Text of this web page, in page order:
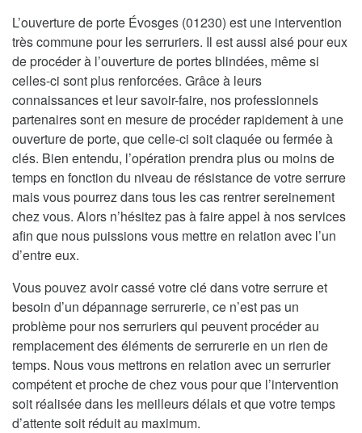
L’ouverture de porte Évosges (01230) est une intervention
très commune pour les serruriers. Il est aussi aisé pour eux
de procéder à l’ouverture de portes blindées, même si
celles-ci sont plus renforcées. Grâce à leurs
connaissances et leur savoir-faire, nos professionnels
partenaires sont en mesure de procéder rapidement à une
ouverture de porte, que celle-ci soit claquée ou fermée à
clés. Bien entendu, l’opération prendra plus ou moins de
temps en fonction du niveau de résistance de votre serrure
mais vous pourrez dans tous les cas rentrer sereinement
chez vous. Alors n’hésitez pas à faire appel à nos services
afin que nous puissions vous mettre en relation avec l’un
d’entre eux.
Vous pouvez avoir cassé votre clé dans votre serrure et
besoin d’un dépannage serrurerie, ce n’est pas un
problème pour nos serruriers qui peuvent procéder au
remplacement des éléments de serrurerie en un rien de
temps. Nous vous mettrons en relation avec un serrurier
compétent et proche de chez vous pour que l’intervention
soit réalisée dans les meilleurs délais et que votre temps
d’attente soit réduit au maximum.